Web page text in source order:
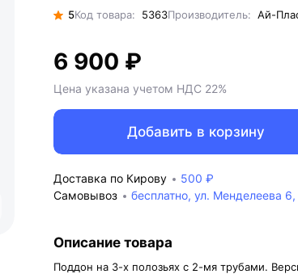
5Код товара: 5363Производитель: Ай-
6 900 ₽
Цена указана учетом НДС 22%
Добавить в корзину
Доставка по Кирову
500 ₽
Самовывоз
бесплатно, ул. Менделеева
Описание товара
Поддон на 3-х полозьях с 2-мя трубами.